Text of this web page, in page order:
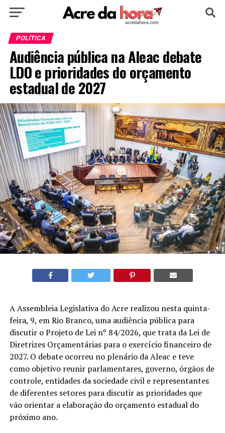
HOME
EDUCAÇÃO NOTÍCIA MUNDO
POLÍTICA
Audiência pública na Aleac debate
LDO e prioridades do orçamento
estadual de 2027
A Assembleia Legislativa do Acre realizou nesta quinta-
feira, 9, em Rio Branco, uma audiência pública para
discutir o Projeto de Lei nº 84/2026, que trata da Lei de
Diretrizes Orçamentárias para o exercício financeiro de
2027. O debate ocorreu no plenário da Aleac e teve
como objetivo reunir parlamentares, governo, órgãos de
controle, entidades da sociedade civil e representantes
de diferentes setores para discutir as prioridades que
vão orientar a elaboração do orçamento estadual do
próximo ano.